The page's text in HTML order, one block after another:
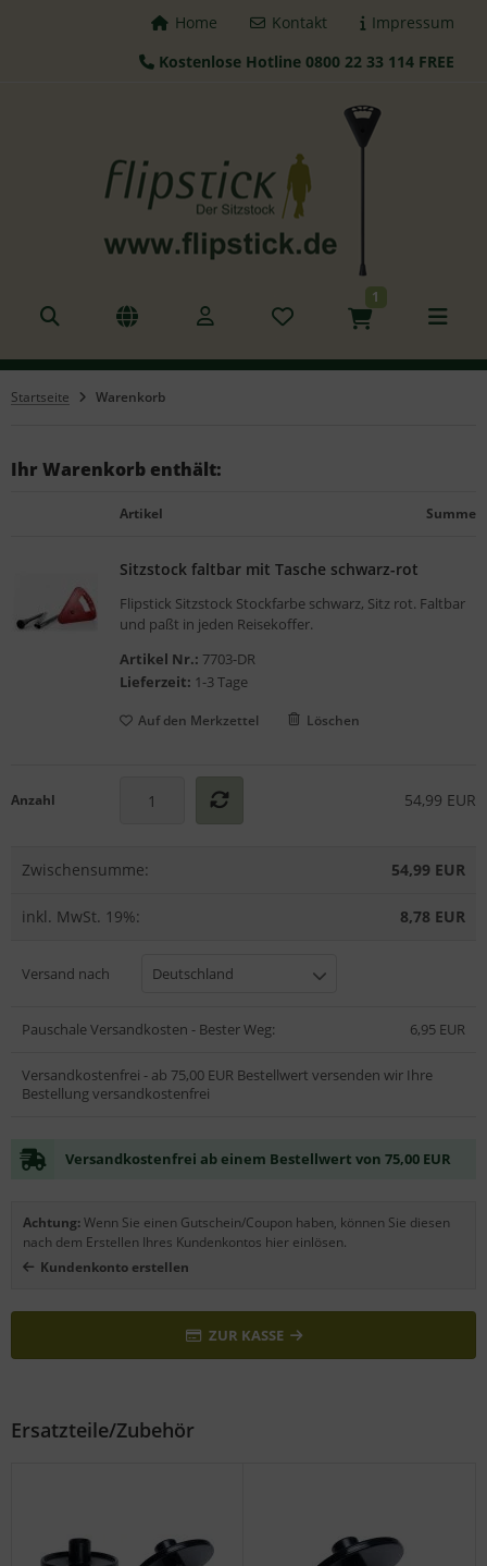
Impressum
Kontakt
Home
Kostenlose Hotline 0800 22 33 114 FREE
1
Startseite Warenkorb
Ihr Warenkorb enthält:
Artikel Summe
Sitzstock faltbar mit Tasche schwarz-rot
Flipstick Sitzstock Stockfarbe schwarz, Sitz rot. Faltbar
und paßt in jeden Reisekoffer.
Artikel Nr.: 7703-DR
Lieferzeit: 1-3 Tage
Auf den Merkzettel Löschen
Anzahl 54,99 EUR
Zwischensumme: 54,99 EUR
inkl. MwSt. 19%: 8,78 EUR
Versand nach Deutschland
Pauschale Versandkosten - Bester Weg: 6,95 EUR
Versandkostenfrei - ab 75,00 EUR Bestellwert versenden wir Ihre
Bestellung versandkostenfrei
Versandkostenfrei ab einem Bestellwert von 75,00 EUR
Achtung:Wenn Sie einen Gutschein/Coupon haben, können Sie diesen
nach dem Erstellen Ihres Kundenkontos hier einlösen.
Kundenkonto erstellen
ZUR KASSE
Ersatzteile/Zubehör
Sitz